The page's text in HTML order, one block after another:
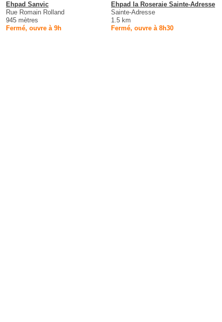
Ehpad Sanvic
Rue Romain Rolland
945 mètres
Fermé, ouvre à 9h
Ehpad la Roseraie Sainte-Adresse
Sainte-Adresse
1.5 km
Fermé, ouvre à 8h30